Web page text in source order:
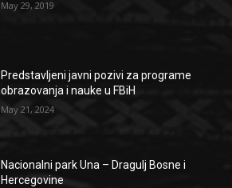
May 29, 2019
Predstavljeni javni pozivi za programe
obrazovanja i nauke u FBiH
May 21, 2024
Nacionalni park Una – Dragulj Bosne i
Hercegovine